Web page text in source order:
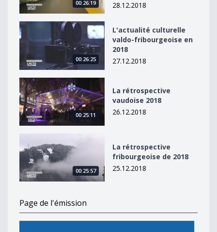
00:26:19
28.12.2018
L&#039;actualité culturelle valdo-fribourgeoise en
00:26:25
L'actualité culturelle
valdo-fribourgeoise en
2018
27.12.2018
La rétrospective vaudoise 2018
00:25:11
La rétrospective
vaudoise 2018
26.12.2018
00:25:57
La rétrospective
fribourgeoise de 2018
25.12.2018
Page de l'émission